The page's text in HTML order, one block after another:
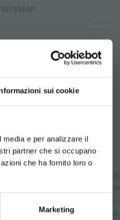
sui cookie
e per analizzare il
partner che si occupano
che ha fornito loro o
Marketing
SITEMAP
erte Projekte für
Blumenverkauf
die Option
sich,